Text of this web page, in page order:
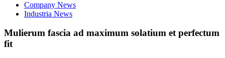
Company News
Industria News
Mulierum fascia ad maximum solatium et perfectum
fit